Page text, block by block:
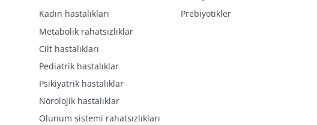
Kadın hastalıkları
Metabolik rahatsızlıklar
Cilt hastalıkları
Pediatrik hastalıklar
Psikiyatrik hastalıklar
Nörolojik hastalıklar
Olunum sistemi rahatsızlıkları
Prebiyotikler